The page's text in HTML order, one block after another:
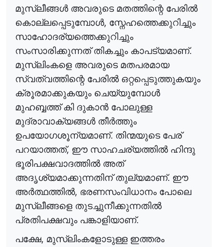
മുസ്ലീങ്ങൾ അവരുടെ മതത്തിന്റെ പേരിൽ
കൊല്ലപ്പെടുമ്പോൾ, സ്നേഹത്തെക്കുറിച്ചും
സാഹോദര്യത്തെക്കുറിച്ചും
സംസാരിക്കുന്നത് തികച്ചും കാപട്യമാണ്.
മുസ്‌ലിംകളെ അവരുടെ മതപരമായ
സ്വത്വത്തിന്റെ പേരിൽഒറ്റപ്പെടുത്തുകയും
ക്രൂരമാക്കുകയും ചെയ്യുമ്പോൾ
മുഹബ്ബത്ത് കി ദുകാൻ പോലുള്ള
മുദ്രാവാക്യങ്ങൾ തീർത്തും
ഉപയോഗശൂന്യമാണ്. തിന്മയുടെ പേര്
പറയാത്തത്, ഈ സാഹചര്യത്തിൽഹിന്ദു
ഭൂരിപക്ഷവാദത്തിൽഅത്
അദൃശ്യമാക്കുന്നതിന് തുല്യമാണ്. ഈ
അർത്ഥത്തിൽ, ഭരണസംവിധാനം പോലെ
മുസ്ലീങ്ങളെ തുടച്ചുനീക്കുന്നതിൽ
പ്രതിപക്ഷവും പങ്കാളിയാണ്.
പക്ഷേ, മുസ്‌ലിംകളോടുള്ള ഇത്തരം